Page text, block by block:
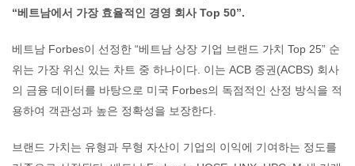
“베트남에서 가장 효율적인 경영 회사 Top 50”.
베트남 Forbes이 선정한 “베트남 상장 기업 브랜드 가치 Top 25” 순
위는 가장 위신 있는 차트 중 하나이다. 이는 ACB 증권(ACBS) 회사
의 금융 데이터를 바탕으로 미국 Forbes의 독점적인 산정 방식을 적
용하여 객관성과 높은 정확성을 보장한다.
브랜드 가치는 유형과 무형 자산이 기업의 이익에 기여하는 정도를